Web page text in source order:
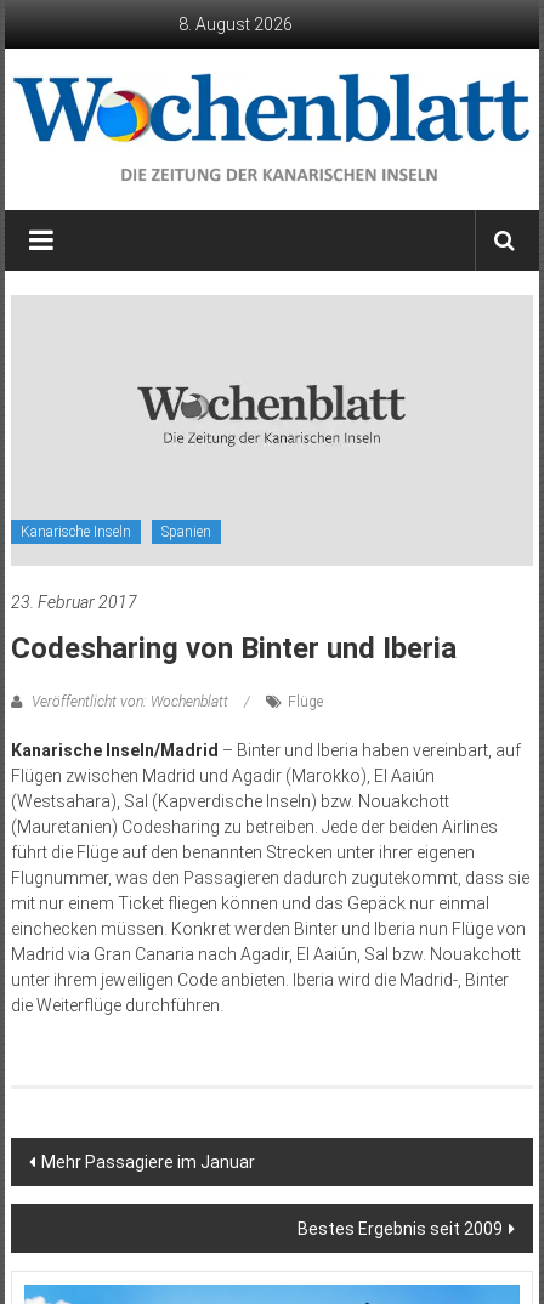
8. August 2026
Wochenblatt
die
Kanarische Inseln Spanien
23. Februar 2017
Codesharing von Binter und Iberia
Veröffentlicht von: Wochenblatt Flüge
Kanarische Inseln/Madrid – Binter und Iberia haben vereinbart, auf
Flügen zwischen Madrid und Agadir (Marokko), El Aaiún
(Westsahara), Sal (Kapverdische Inseln) bzw. Nouakchott
(Mauretanien) Codesharing zu betreiben. Jede der beiden Airlines
führt die Flüge auf den benannten Strecken unter ihrer eigenen
Flugnummer, was den Passagieren dadurch zugutekommt, dass sie
mit nur einem Ticket fliegen können und das Gepäck nur einmal
einchecken müssen. Konkret werden Binter und Iberia nun Flüge von
Madrid via Gran Canaria nach Agadir, El Aaiún, Sal bzw. Nouakchott
unter ihrem jeweiligen Code anbieten. Iberia wird die Madrid-, Binter
die Weiterflüge durchführen.
Beitragsnavigation
Mehr Passagiere im Januar
Bestes Ergebnis seit 2009